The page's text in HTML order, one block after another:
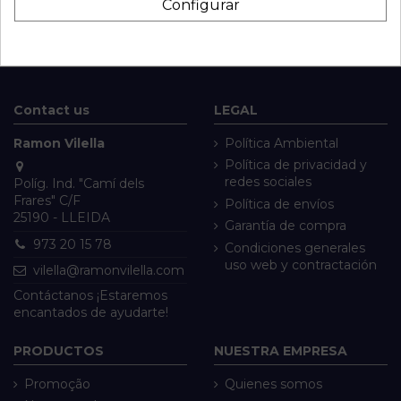
Contact us
Ramon Vilella
Políg. Ind. "Camí dels
Frares" C/F
25190 - LLEIDA
973 20 15 78
vilella@ramonvilella.com
Contáctanos ¡Estaremos
encantados de ayudarte!
LEGAL
Política Ambiental
Política de privacidad y
redes sociales
Política de envíos
Garantía de compra
Condiciones generales
uso web y contractación
PRODUCTOS
Promoção
NUESTRA EMPRESA
Quienes somos
Configurar